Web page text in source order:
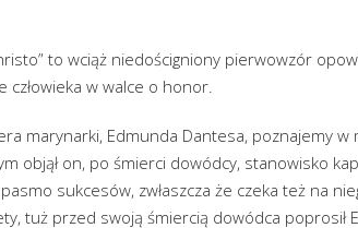
to wciąż niedościgniony pierwowzór
człowieka w walce o honor.
marynarki, Edmunda Dantesa, poznajemy
objął on, po śmierci dowódcy, stanowisko
sukcesów, zwłaszcza że czeka też na
tuż przed swoją śmiercią dowódca poprosił